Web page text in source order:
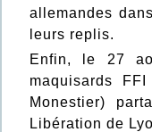
allemandes
leurs replis.
Enfin, le 27
maquisards
Monestier)
Libération de